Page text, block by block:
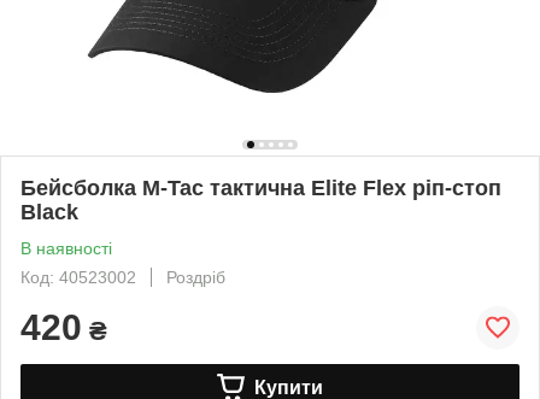
Бейсболка M-Tac тактична Elite Flex ріп-стоп
Black
В наявності
Код: 40523002
Роздріб
420 ₴
Купити